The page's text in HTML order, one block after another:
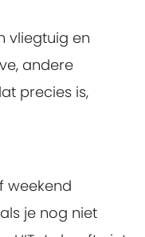
vliegtuig en
andere
precies is,
weekend
je nog niet